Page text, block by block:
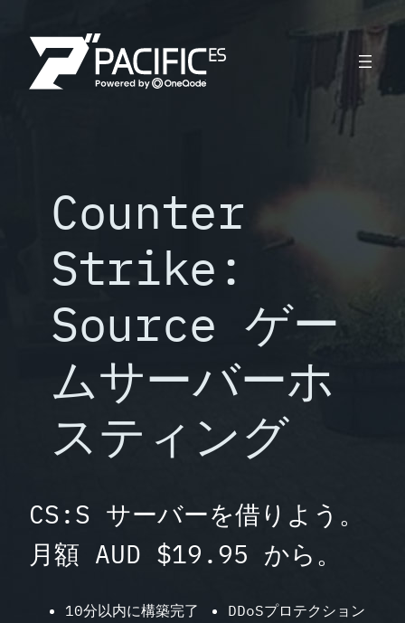
Counter
Strike:
Source ゲー
ムサーバーホ
スティング
CS:S サーバーを借りよう。
月額 AUD $19.95 から。
10分以内に構築完了
DDoSプロテクション